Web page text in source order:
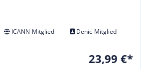
ICANN-Mitglied
Denic-Mitglied
23,99 €*